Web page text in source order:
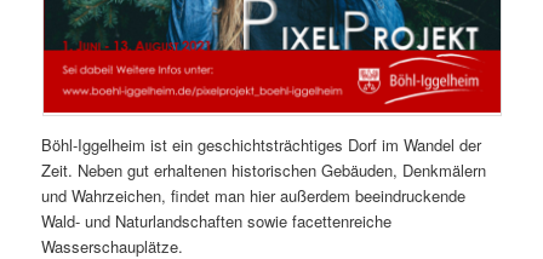
Böhl-Iggelheim ist ein geschichtsträchtiges Dorf im Wandel der
Zeit. Neben gut erhaltenen historischen Gebäuden, Denkmälern
und Wahrzeichen, findet man hier außerdem beeindruckende
Wald- und Naturlandschaften sowie facettenreiche
Wasserschauplätze.